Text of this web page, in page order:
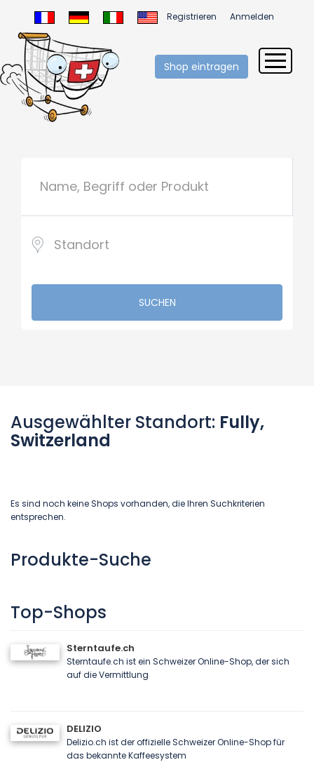
Registrieren Anmelden
Shop eintragen
SUCHEN
Ausgewählter Standort: Fully,
Switzerland
Es sind noch keine Shops vorhanden, die Ihren Suchkriterien
entsprechen.
Produkte-Suche
Top-Shops
Sterntaufe.ch
Sterntaufe.ch ist ein Schweizer Online-Shop, der sich
auf die Vermittlung
DELIZIO
Delizio.ch ist der offizielle Schweizer Online-Shop für
das bekannte Kaffeesystem